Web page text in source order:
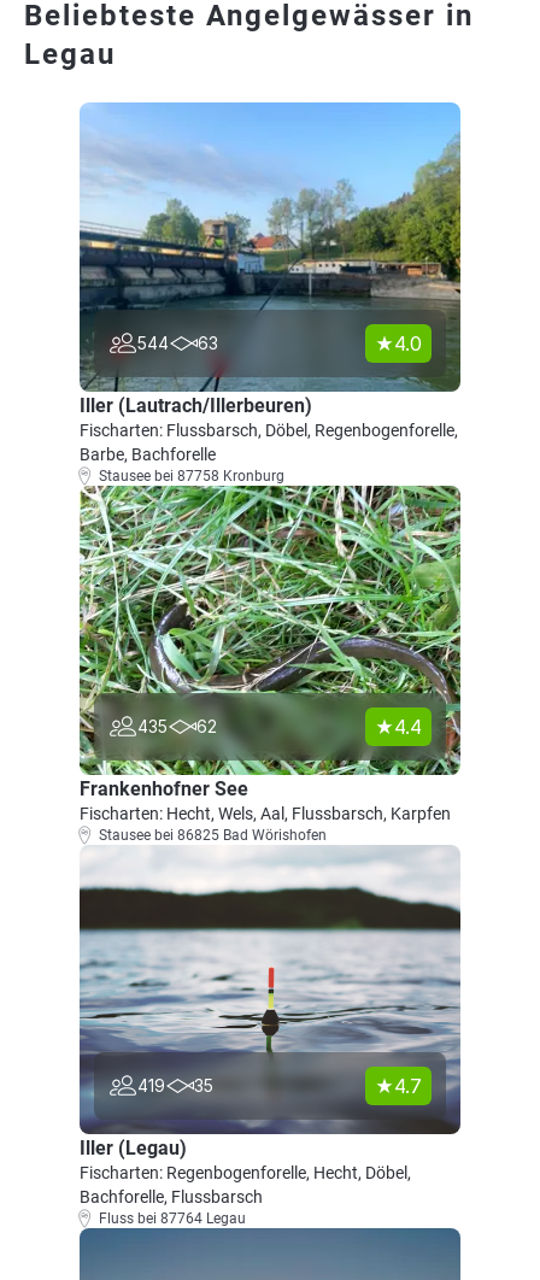
Beliebteste Angelgewässer in
Legau
544 63 4.0
Iller (Lautrach/Illerbeuren)
Fischarten: Flussbarsch, Döbel, Regenbogenforelle,
Barbe, Bachforelle
Stausee bei 87758 Kronburg
435 62 4.4
Frankenhofner See
Fischarten: Hecht, Wels, Aal, Flussbarsch, Karpfen
Stausee bei 86825 Bad Wörishofen
419 35 4.7
Iller (Legau)
Fischarten: Regenbogenforelle, Hecht, Döbel,
Bachforelle, Flussbarsch
Fluss bei 87764 Legau